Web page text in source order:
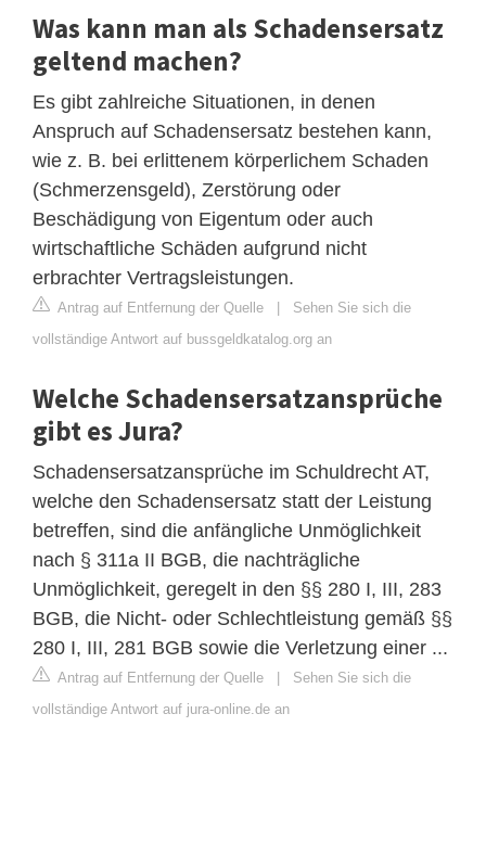
Was kann man als Schadensersatz
geltend machen?
Es gibt zahlreiche Situationen, in denen
Anspruch auf Schadensersatz bestehen kann,
wie z. B. bei erlittenem körperlichem Schaden
(Schmerzensgeld), Zerstörung oder
Beschädigung von Eigentum oder auch
wirtschaftliche Schäden aufgrund nicht
erbrachter Vertragsleistungen.
Antrag auf Entfernung der Quelle
Sehen Sie sich die
vollständige Antwort auf bussgeldkatalog.org an
Welche Schadensersatzansprüche
gibt es Jura?
Schadensersatzansprüche im Schuldrecht AT,
welche den Schadensersatz statt der Leistung
betreffen, sind die anfängliche Unmöglichkeit
nach § 311a II BGB, die nachträgliche
Unmöglichkeit, geregelt in den §§ 280 I, III, 283
BGB, die Nicht- oder Schlechtleistung gemäß §§
280 I, III, 281 BGB sowie die Verletzung einer ...
Antrag auf Entfernung der Quelle
Sehen Sie sich die
vollständige Antwort auf jura-online.de an